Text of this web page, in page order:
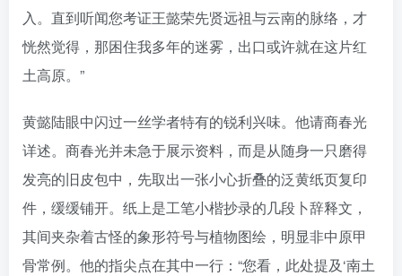
入。直到听闻您考证王懿荣先贤远祖与云南的脉络，才
恍然觉得，那困住我多年的迷雾，出口或许就在这片红
土高原。”
黄懿陆眼中闪过一丝学者特有的锐利兴味。他请商春光
详述。商春光并未急于展示资料，而是从随身一只磨得
发亮的旧皮包中，先取出一张小心折叠的泛黄纸页复印
件，缓缓铺开。纸上是工笔小楷抄录的几段卜辞释文，
其间夹杂着古怪的象形符号与植物图绘，明显非中原甲
骨常例。他的指尖点在其中一行：“您看，此处提及‘南土